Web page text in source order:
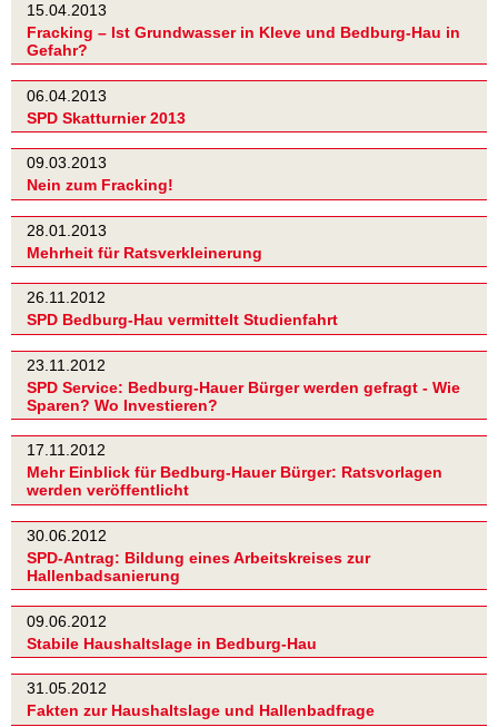
15.04.2013
Fracking – Ist Grundwasser in Kleve und Bedburg-Hau in
Gefahr?
06.04.2013
SPD Skatturnier 2013
09.03.2013
Nein zum Fracking!
28.01.2013
Mehrheit für Ratsverkleinerung
26.11.2012
SPD Bedburg-Hau vermittelt Studienfahrt
23.11.2012
SPD Service: Bedburg-Hauer Bürger werden gefragt - Wie
Sparen? Wo Investieren?
17.11.2012
Mehr Einblick für Bedburg-Hauer Bürger: Ratsvorlagen
werden veröffentlicht
30.06.2012
SPD-Antrag: Bildung eines Arbeitskreises zur
Hallenbadsanierung
09.06.2012
Stabile Haushaltslage in Bedburg-Hau
31.05.2012
Fakten zur Haushaltslage und Hallenbadfrage